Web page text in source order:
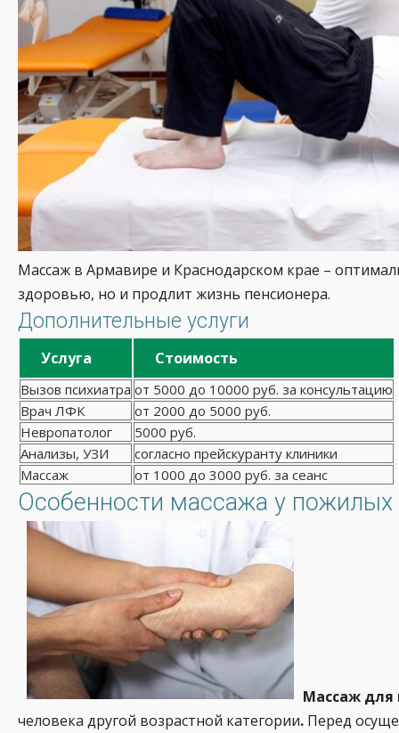
Массаж в Армавире и Краснодарском крае –
здоровью, но и продлит жизнь пенсионера.
Дополнительные услуги
Услуга Стоимость
Вызов психиатра от 5000 до 10000 руб. за консультацию
Врач ЛФК
от 2000 до 5000 руб.
Невропатолог
5000 руб.
Анализы, УЗИ
согласно прейскуранту клиники
Массаж
от 1000 до 3000 руб. за сеанс
Особенности массажа у
Массаж для
человека другой возрастной категории. Перед